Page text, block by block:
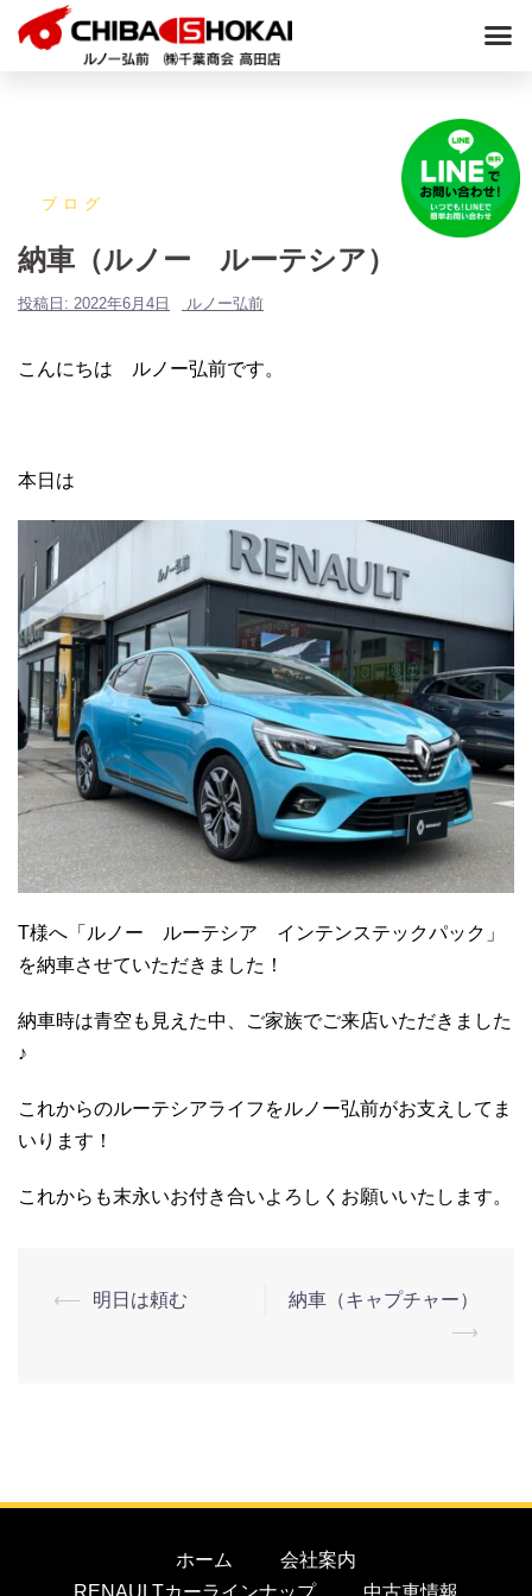
ブログ
納車（ルノー ルーテシア）
投稿日: 2022年6月4日 ルノー弘前
こんにちは ルノー弘前です。
本日は
T様へ「ルノー ルーテシア インテンステックパック」
を納車させていただきました！
納車時は青空も見えた中、ご家族でご来店いただきました
♪
これからのルーテシアライフをルノー弘前がお支えしてま
いります！
これからも末永いお付き合いよろしくお願いいたします。
⟵ 明日は頼む
納車（キャプチャー）
⟶
ホーム
会社案内
RENAULTカーラインナップ
中古車情報